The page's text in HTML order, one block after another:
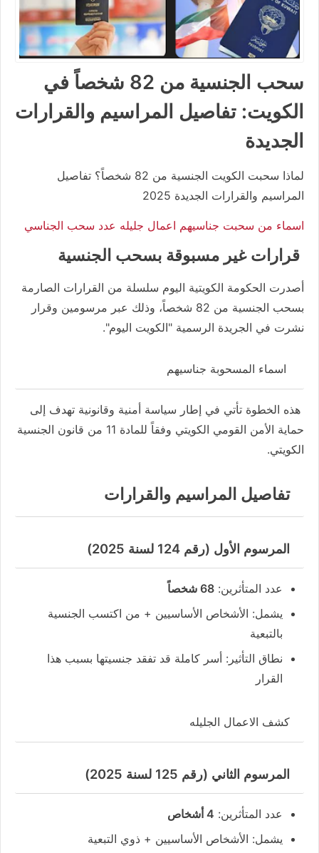
سحب الجنسية من 82 شخصاً في
الكويت: تفاصيل المراسيم والقرارات
الجديدة
لماذا سحبت الكويت الجنسية من 82 شخصاً؟ تفاصيل
المراسيم والقرارات الجديدة 2025
اسماء من سحبت جناسيهم اعمال جليله عدد سحب الجناسي
قرارات غير مسبوقة بسحب الجنسية
أصدرت الحكومة الكويتية اليوم سلسلة من القرارات الصارمة
بسحب الجنسية من 82 شخصاً، وذلك عبر مرسومين وقرار
نشرت في الجريدة الرسمية "الكويت اليوم".
اسماء المسحوبة جناسيهم
هذه الخطوة تأتي في إطار سياسة أمنية وقانونية تهدف إلى
حماية الأمن القومي الكويتي وفقاً للمادة 11 من قانون الجنسية
الكويتي.
تفاصيل المراسيم والقرارات
المرسوم الأول (رقم 124 لسنة 2025)
عدد المتأثرين: 68 شخصاً
يشمل: الأشخاص الأساسيين + من اكتسب الجنسية
بالتبعية
نطاق التأثير: أسر كاملة قد تفقد جنسيتها بسبب هذا
القرار
كشف الاعمال الجليله
المرسوم الثاني (رقم 125 لسنة 2025)
عدد المتأثرين: 4 أشخاص
يشمل: الأشخاص الأساسيين + ذوي التبعية